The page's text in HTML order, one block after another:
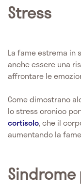
Stress
La fame estrema in
anche essere una
affrontare le
Come dimostrano
lo stress cronico
cortisolo, che il
aumentando la